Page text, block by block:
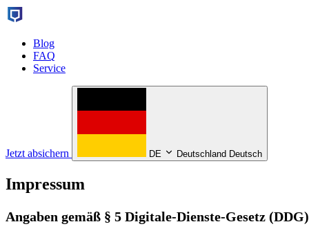
Blog
FAQ
Service
Jetzt absichern DE Deutschland Deutsch
Impressum
Angaben gemäß § 5 Digitale-Dienste-Gesetz (DDG)